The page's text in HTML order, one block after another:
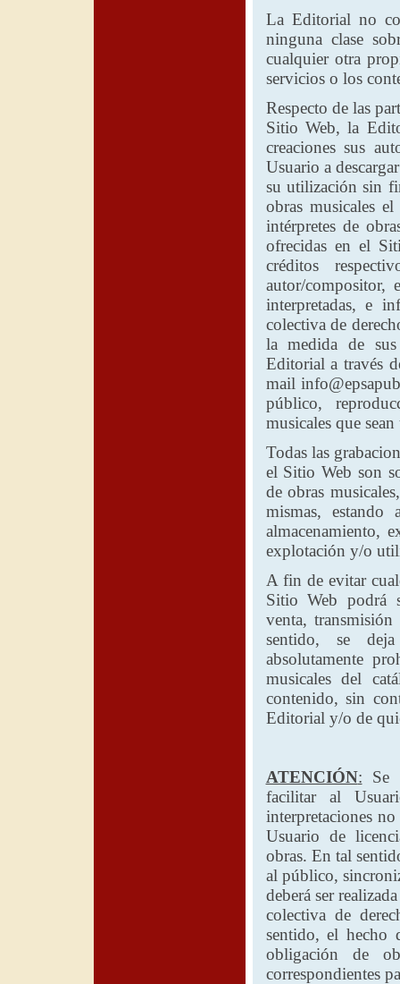
La Editorial no
ninguna clase
cualquier otra
servicios o los
Respecto de las
Sitio Web,la
creaciones sus
Usuario a
su utilización sin
obras musicales
intérpretes de
ofrecidas en el
créditos
autor/compositor,
interpretadas, e
colectiva de
la medida de
Editorial a través
mail
público,
musicales que
Todas las
el Sitio Web son
de obras
mismas, estando
almacenamiento,
explotación y/o
A fin de evitar
Sitio Web podrá
venta,
sentido, se deja
absolutamente
musicales del
contenido, sin
Editorial y/o de
ATENCIÓN: Se
facilitar al
interpretaciones
Usuario de
obras. En tal
al público,
deberá ser
colectiva de
sentido, el hecho
obligación de
correspondientes